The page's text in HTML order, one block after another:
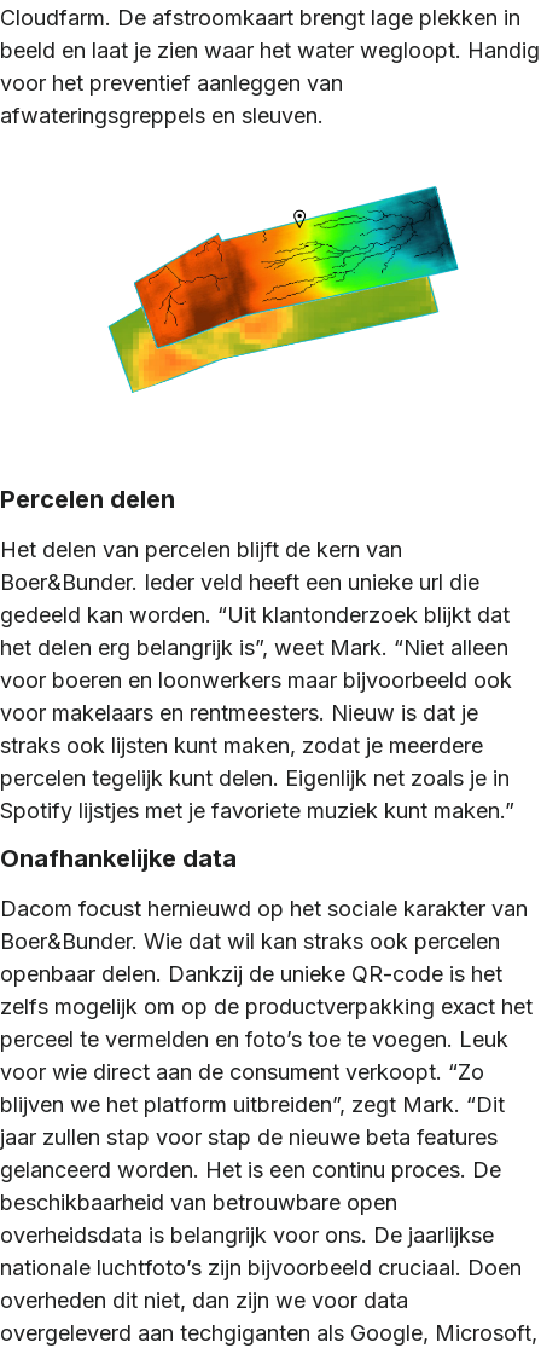
Cloudfarm. De afstroomkaart brengt lage plekken in
beeld en laat je zien waar het water wegloopt. Handig
voor het preventief aanleggen van
afwateringsgreppels en sleuven.
Percelen delen
Het delen van percelen blijft de kern van
Boer&Bunder. Ieder veld heeft een unieke url die
gedeeld kan worden. “Uit klantonderzoek blijkt dat
het delen erg belangrijk is”, weet Mark. “Niet alleen
voor boeren en loonwerkers maar bijvoorbeeld ook
voor makelaars en rentmeesters. Nieuw is dat je
straks ook lijsten kunt maken, zodat je meerdere
percelen tegelijk kunt delen. Eigenlijk net zoals je in
Spotify lijstjes met je favoriete muziek kunt maken.”
Onafhankelijke data
Dacom focust hernieuwd op het sociale karakter van
Boer&Bunder. Wie dat wil kan straks ook percelen
openbaar delen. Dankzij de unieke QR-code is het
zelfs mogelijk om op de productverpakking exact het
perceel te vermelden en foto’s toe te voegen. Leuk
voor wie direct aan de consument verkoopt. “Zo
blijven we het platform uitbreiden”, zegt Mark. “Dit
jaar zullen stap voor stap de nieuwe beta features
gelanceerd worden. Het is een continu proces. De
beschikbaarheid van betrouwbare open
overheidsdata is belangrijk voor ons. De jaarlijkse
nationale luchtfoto’s zijn bijvoorbeeld cruciaal. Doen
overheden dit niet, dan zijn we voor data
overgeleverd aan techgiganten als Google, Microsoft,